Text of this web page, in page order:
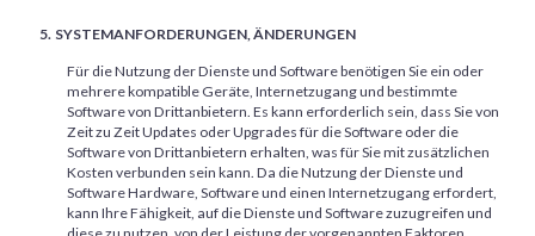
SYSTEMANFORDERUNGEN, ÄNDERUNGEN
Für die Nutzung der Dienste und Software benötigen Sie ein oder
mehrere kompatible Geräte, Internetzugang und bestimmte
Software von Drittanbietern. Es kann erforderlich sein, dass Sie von
Zeit zu Zeit Updates oder Upgrades für die Software oder die
Software von Drittanbietern erhalten, was für Sie mit zusätzlichen
Kosten verbunden sein kann. Da die Nutzung der Dienste und
Software Hardware, Software und einen Internetzugang erfordert,
kann Ihre Fähigkeit, auf die Dienste und Software zuzugreifen und